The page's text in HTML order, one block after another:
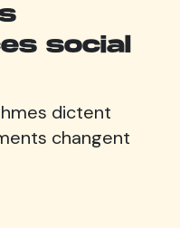
social
dictent
changent